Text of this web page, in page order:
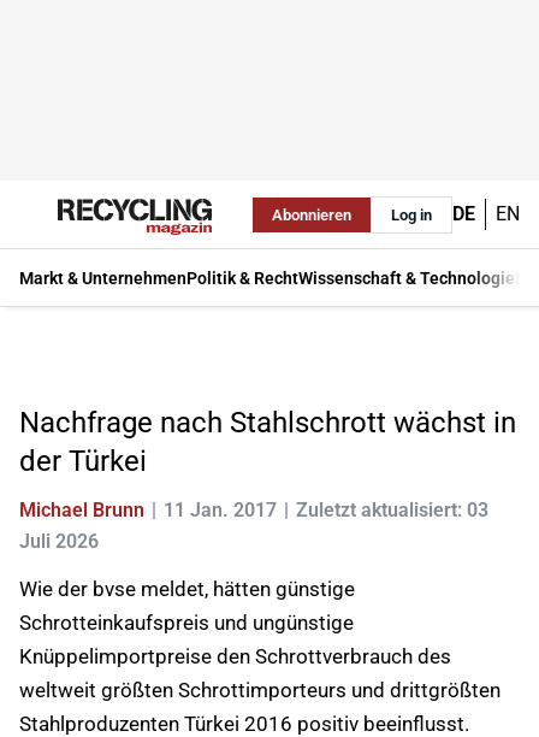
Abonnieren Log in DE EN
Markt & UnternehmenPolitik & RechtWissenschaft & Technologie
Nachfrage nach Stahlschrott wächst in
der Türkei
Michael Brunn 11 Jan. 2017
Zuletzt aktualisiert: 03
Juli 2026
Wie der bvse meldet, hätten günstige
Schrotteinkaufspreis und ungünstige
Knüppelimportpreise den Schrottverbrauch des
weltweit größten Schrottimporteurs und drittgrößten
Stahlproduzenten Türkei 2016 positiv beeinflusst.